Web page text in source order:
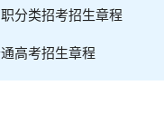
分类招考招生章程
高考招生章程